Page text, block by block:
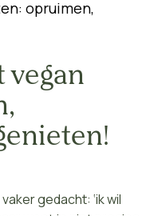
vegan
gedacht: ‘ik wil